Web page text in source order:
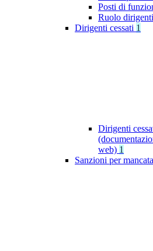
Posti di
Ruolo dirigenti
Dirigenti cessati 1
Dirigenti
web) 1
Sanzioni per